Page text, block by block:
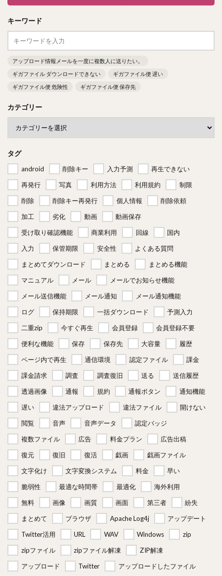
キーワード
アップロード情報メールを一度に複数人に送りたい。
ギガファイル ダウンロードできない
ギガファイル便 遅い
ギガファイル便 危険性
ギガファイル便 保存先
カテゴリー
タグ
android 削除キー 入力予測
再生できない
再発行
写真 利用方法 利用規約
制限
削除
削除キー再発行 個人情報
削除依頼
加工
劣化 動画
動画保存
受け取り確認機能
商業利用 回線
国内
入力
保管期限 安全性
よくある質問
まとめてダウンロード
まとめる
まとめる機能
マニュアル
メール
メールでお知らせ機能
メール送信機能
メール通知
メール通知機能
ログ
保持期限 一括ダウンロード
予測入力
二重zip
今すぐ再生 会員登録
会員登録不要
便利な機能
保存 保存先 大容量
履歴
ページ内で再生
通信環境 認定ファイル
課金
課金請求
調査 調査復旧 送る
送信履歴
透過画像
通報 規約 通報ボタン
通知機能
遅い
違法アップロード 違法ファイル
開けない
閲覧
音声 音声データ
認定バッジ
複数ファイル
広告 料金プラン
広告出稿
復元
復旧 復活 戯画
戯画ファイル
文字化け
文字変換システム 料金
早い
脆弱性
最適な時間帯 最適化
海外利用
無料
画像 画質 画面 第三者
紛失
まとめて
ブラウザ Apache Log4j
アップデート
Twitter活用
URL WAV Windows
zip
zipファイル
zipファイル解凍
ZIP解凍
アップロード
Twitter アップロードしたファイル